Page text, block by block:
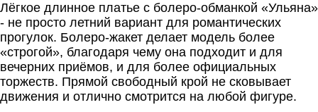
Лёгкое длинное платье с болеро-обманкой «Ульяна»
- не просто летний вариант для романтических
прогулок. Болеро-жакет делает модель более
«строгой», благодаря чему она подходит и для
вечерних приёмов, и для более официальных
торжеств. Прямой свободный крой не сковывает
движения и отлично смотрится на любой фигуре.